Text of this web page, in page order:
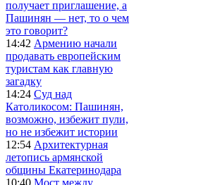
получает приглашение, а
Пашинян — нет, то о чем
это говорит?
14:42 Армению начали
продавать европейским
туристам как главную
загадку
14:24 Суд над
Католикосом: Пашинян,
возможно, избежит пули,
но не избежит истории
12:54 Архитектурная
летопись армянской
общины Екатеринодара
10:40 Мост между